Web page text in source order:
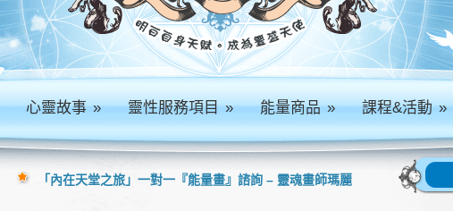
心靈故事» 靈性服務項目» 能量商品» 課程&活動»
「內在天堂之旅」一對一『能量畫』諮詢 – 靈魂畫師瑪麗